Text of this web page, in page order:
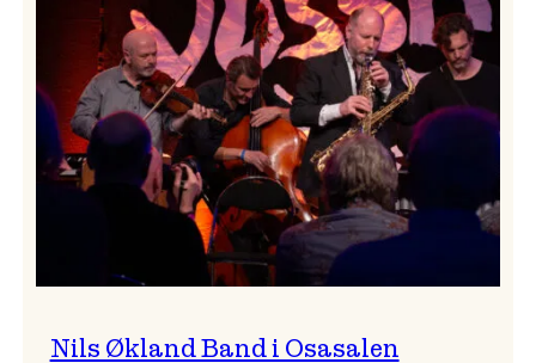
til
Vossa
Jazz
Nils Økland Band i Osasalen